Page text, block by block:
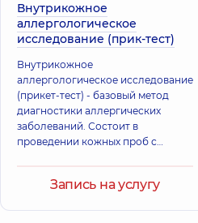
Внутрикожное
аллергологическое
исследование (прик-тест)
Внутрикожное
аллергологическое исследование
(прикет-тест) - базовый метод
диагностики аллергических
заболеваний. Состоит в
проведении кожных проб с
заболеваний.
Запись на услугу